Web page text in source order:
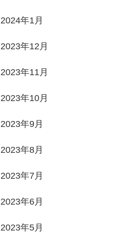
2024年1月
2023年12月
2023年11月
2023年10月
2023年9月
2023年8月
2023年7月
2023年6月
2023年5月